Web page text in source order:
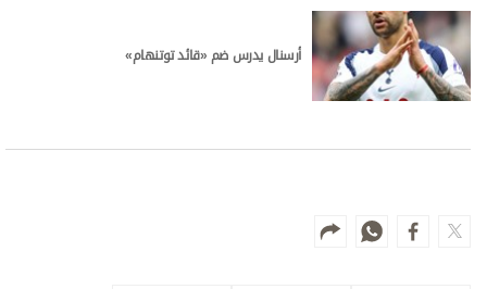
أرسنال يدرس ضم «قائد توتنهام»